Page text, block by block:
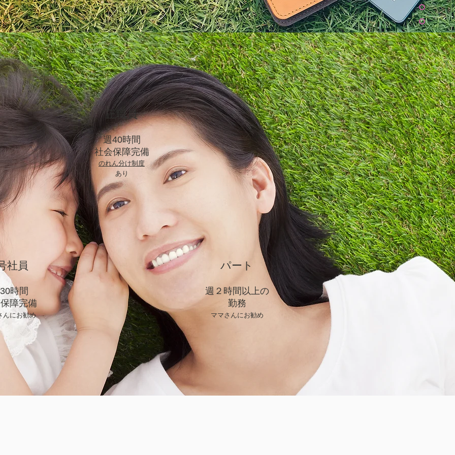
イルの変化により働き方を変えれます
正職員
​週40時間
​社会保障完備
のれん分け制度
​あり
​パート
​週２時間以上の
勤務
ママさんにお勧め
社員
時間
障完備
んにお勧め